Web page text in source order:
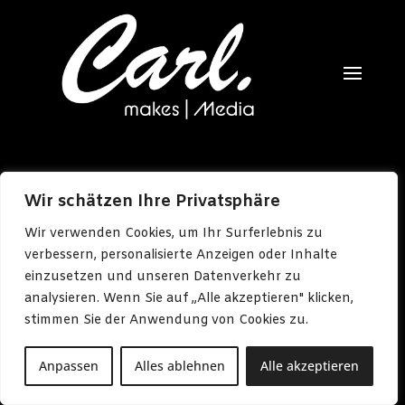
Wir schätzen Ihre Privatsphäre
Wir verwenden Cookies, um Ihr Surferlebnis zu
verbessern, personalisierte Anzeigen oder Inhalte
einzusetzen und unseren Datenverkehr zu
analysieren. Wenn Sie auf „Alle akzeptieren" klicken,
stimmen Sie der Anwendung von Cookies zu.
Anpassen Alles ablehnen Alle akzeptieren
Mobil 0151 103 54 080
Mail kirchhoff@carlmakesmedia.de
Mo-Fr 09:00-17:00